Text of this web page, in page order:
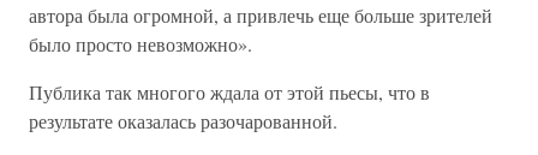
автора была огромной, а привлечь еще больше зрителей
было просто невозможно».
Публика так многого ждала от этой пьесы, что в
результате оказалась разочарованной.